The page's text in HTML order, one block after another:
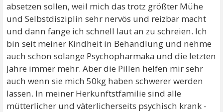
absetzen sollen, weil mich das trotz größter Mühe
und Selbstdisziplin sehr nervös und reizbar macht
und dann fange ich schnell laut an zu schreien. Ich
bin seit meiner Kindheit in Behandlung und nehme
auch schon solange Psychopharmaka und die letzten
Jahre immer mehr. Aber die Pillen helfen mir sehr
auch wenn sie mich 50kg haben schwerer werden
lassen. In meiner Herkunftstfamilie sind alle
mütterlicher und väterlicherseits psychisch krank -